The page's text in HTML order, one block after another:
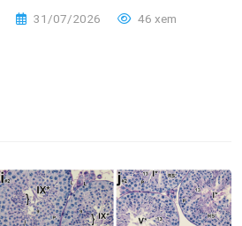
31/07/2026 46 xem